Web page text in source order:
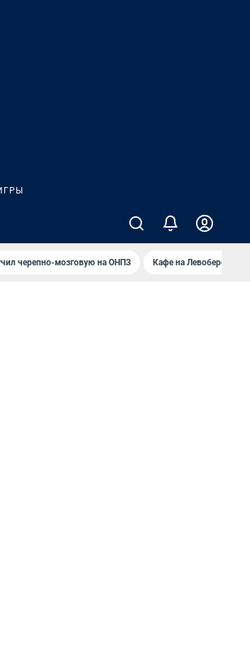
черепно-мозговую на ОНПЗ Кафе на Левобережье